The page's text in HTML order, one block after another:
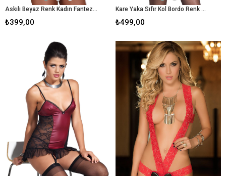
Askılı Beyaz Renk Kadın Fantezi Babydoll
₺399,00
Kare Yaka Sıfır Kol Bordo Renk Kadın Fantezi Babydoll
₺499,00